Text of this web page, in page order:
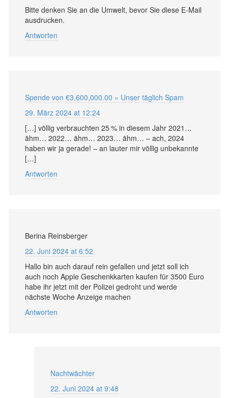
Bitte denken Sie an die Umwelt, bevor Sie diese E-Mail
ausdrucken.
Antworten
Spende von €3,600,000.00 « Unser täglich Spam
29. März 2024 at 12:24
[…] völlig verbrauchten 25 % in diesem Jahr 2021…
ähm… 2022… ähm… 2023… ähm… – ach, 2024
haben wir ja gerade! – an lauter mir völlig unbekannte
[…]
Antworten
Berina Reinsberger
22. Juni 2024 at 6:52
Hallo bin auch darauf rein gefallen und jetzt soll ich
auch noch Apple Geschenkkarten kaufen für 3500 Euro
habe ihr jetzt mit der Polizei gedroht und werde
nächste Woche Anzeige machen
Antworten
Nachtwächter
22. Juni 2024 at 9:48